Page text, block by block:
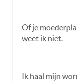
Of je
weet ik niet.
Ik haal mijn